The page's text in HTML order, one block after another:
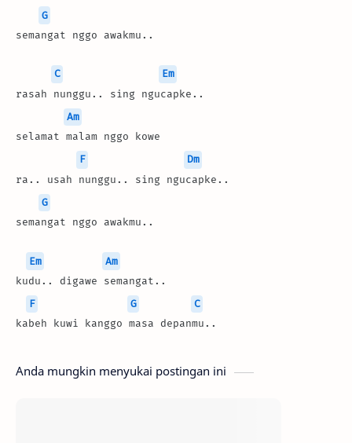
G
semangat nggo awakmu..
C
Em
rasah nunggu.. sing ngucapke..
Am
selamat malam nggo kowe
F
Dm
ra.. usah nunggu.. sing ngucapke..
G
semangat nggo awakmu..
Em
Am
kudu.. digawe semangat..
F
G
C
kabeh kuwi kanggo masa depanmu..
Anda mungkin menyukai postingan ini